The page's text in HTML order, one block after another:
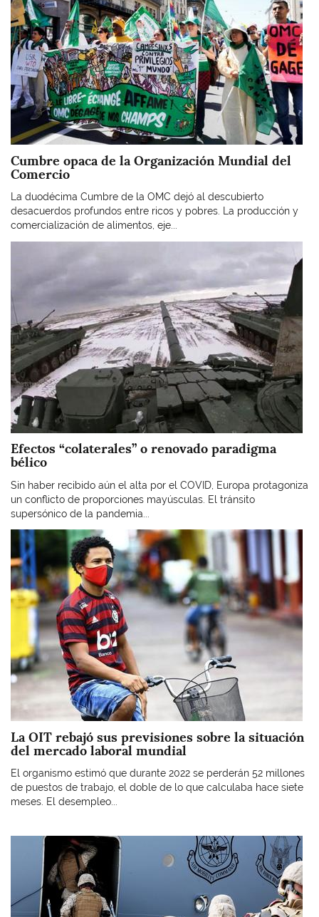
Cumbre opaca de la Organización Mundial del
Comercio
La duodécima Cumbre de la OMC dejó al descubierto
desacuerdos profundos entre ricos y pobres. La producción y
comercialización de alimentos, eje...
Efectos “colaterales” o renovado paradigma
bélico
Sin haber recibido aún el alta por el COVID, Europa protagoniza
un conflicto de proporciones mayúsculas. El tránsito
supersónico de la pandemia...
Imagen
La OIT rebajó sus previsiones sobre la situación
del mercado laboral mundial
El organismo estimó que durante 2022 se perderán 52 millones
de puestos de trabajo, el doble de lo que calculaba hace siete
meses. El desempleo...
Imagen